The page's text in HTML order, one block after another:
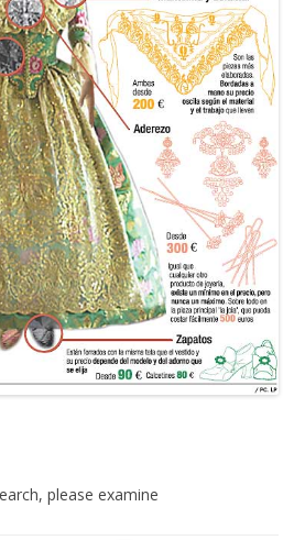
please examine